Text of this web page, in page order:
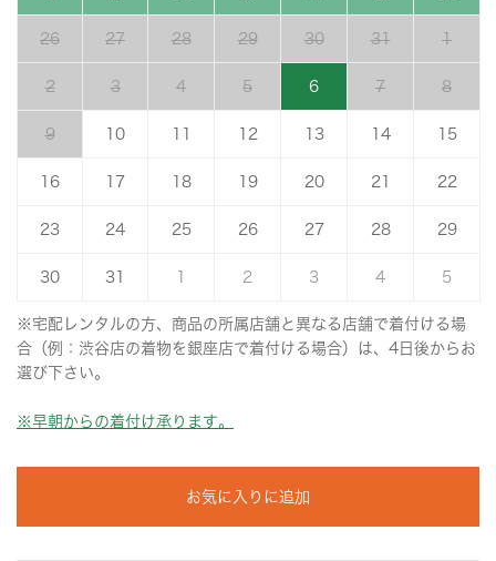
26 27 28 29 30 31 1
2 3 4 5 6 7 8
9 10 12 13 14 15
16 17 18 19 20 21 22
23 24 25 26 27 28 29
30 31 2 3 4 5
※宅配レンタルの方、商品の所属店舗と異なる店舗で着付ける場
合（例：渋谷店の着物を銀座店で着付ける場合）は、4日後からお
選び下さい。
※早朝からの着付け承ります。
お気に入りに追加